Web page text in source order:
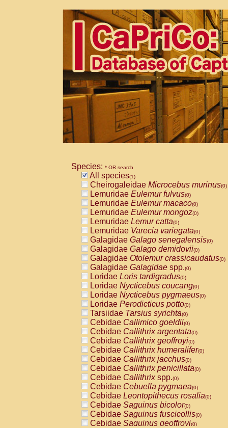
Species: * OR search
All species(1)
Cheirogaleidae Microcebus murinus(0)
Lemuridae Eulemur fulvus(0)
Lemuridae Eulemur macaco(0)
Lemuridae Eulemur mongoz(0)
Lemuridae Lemur catta(0)
Lemuridae Varecia variegata(0)
Galagidae Galago senegalensis(0)
Galagidae Galago demidovii(0)
Galagidae Otolemur crassicaudatus(0)
Galagidae Galagidae spp.(0)
Loridae Loris tardigradus(0)
Loridae Nycticebus coucang(0)
Loridae Nycticebus pygmaeus(0)
Loridae Perodicticus potto(0)
Tarsiidae Tarsius syrichta(0)
Cebidae Callimico goeldii(0)
Cebidae Callithrix argentata(0)
Cebidae Callithrix geoffroyi(0)
Cebidae Callithrix humeralifer(0)
Cebidae Callithrix jacchus(0)
Cebidae Callithrix penicillata(0)
Cebidae Callithrixspp.(0)
Cebidae Cebuella pygmaea(0)
Cebidae Leontopithecus rosalia(0)
Cebidae Saguinus bicolor(0)
Cebidae Saguinus fuscicollis(0)
Cebidae Saguinus geoffroyi(0)